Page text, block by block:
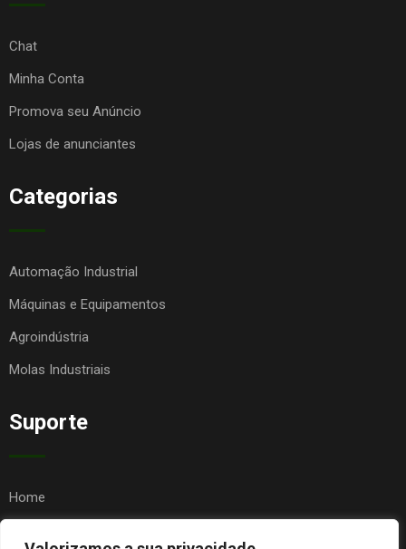
Chat
Minha Conta
Promova seu Anúncio
Lojas de anunciantes
Categorias
Automação Industrial
Máquinas e Equipamentos
Agroindústria
Molas Industriais
Suporte
Home